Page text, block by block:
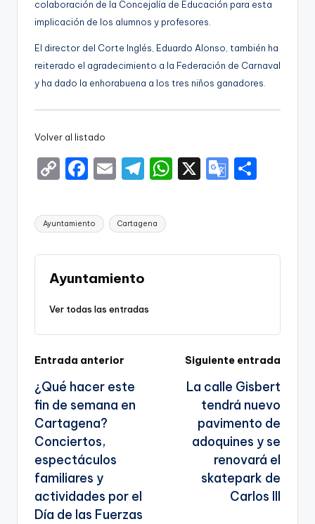
colaboración de la Concejalía de Educación para esta
implicación de los alumnos y profesores.
El director del Corte Inglés, Eduardo Alonso, también ha
reiterado el agradecimiento a la Federación de Carnaval
y ha dado la enhorabuena a los tres niños ganadores.
Volver al listado
C
p
y
Li
n
k
F
c
e
b
o
o
E
ai
l
T
e
gr
a
W
A
X
G
e
a
te
Etiquetas:
Ayuntamiento Cartagena
Ayuntamiento
Ver todas las entradas
Navegación
de
entradas
Entrada anterior
¿Qué hacer este
fin de semana en
Cartagena?
Conciertos,
espectáculos
familiares y
actividades por el
Día de las Fuerzas
Siguiente entrada
La calle Gisbert
tendrá nuevo
pavimento de
adoquines y se
renovará el
skatepark de
Carlos III